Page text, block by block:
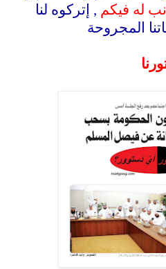
له فيكم , إتركوه لنا
المجروحة